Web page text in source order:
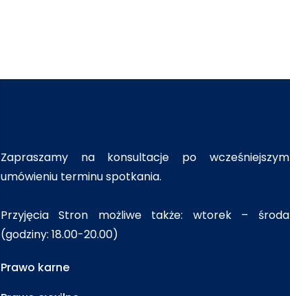
Zapraszamy na konsultacje po wcześniejszym
umówieniu terminu spotkania.
Przyjęcia Stron możliwe także: wtorek – środa
(godziny: 18.00-20.00)
Prawo karne